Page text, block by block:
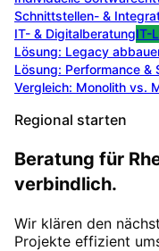
Schnittstellen- &
IT- & DigitalberatungIT-
Lösung: Legacy
Lösung: Performance &
Vergleich: Monolith vs.
Regional starten
Beratung für
verbindlich.
Wir klären den
Projekte effizient